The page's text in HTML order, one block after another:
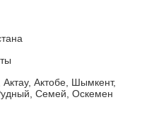
Актау, Актобе, Шымкент,
Семей, Оскемен